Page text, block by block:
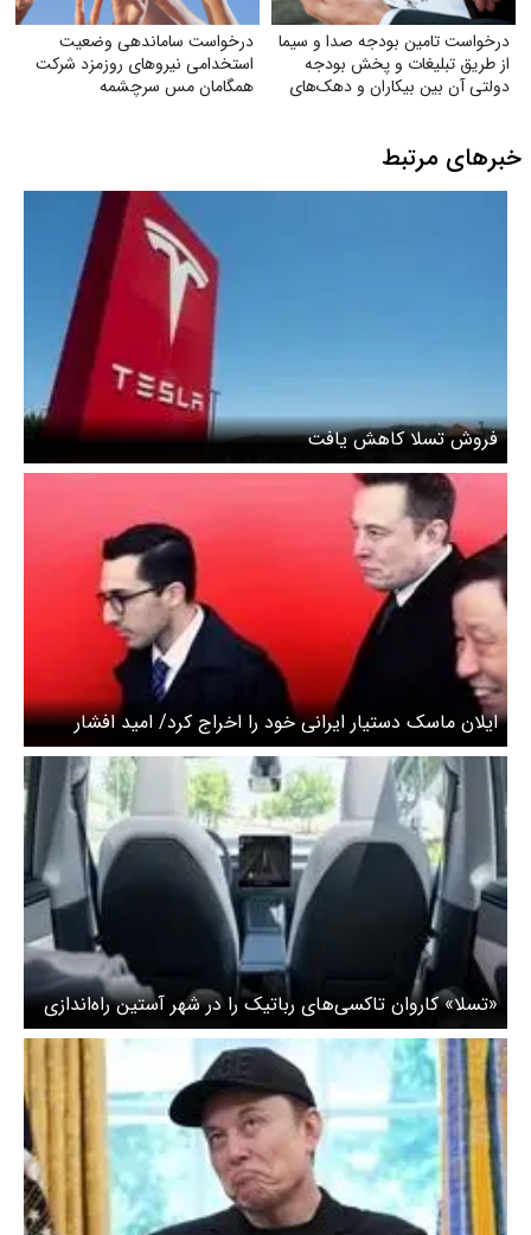
درخواست تامین بودجه صدا و سیما
از طریق تبلیغات و پخش بودجه
دولتی آن بین بیکاران و دهک‌های
درخواست ساماندهی وضعیت
استخدامی نیروهای روزمزد شرکت
همگامان مس سرچشمه
خبرهای مرتبط
فروش تسلا کاهش یافت
ایلان ماسک دستیار ایرانی خود را اخراج کرد/ امید افشار
کیست؟ + عکس
«تسلا» کاروان تاکسی‌های رباتیک را در شهر آستین راه‌اندازی
می‌کند